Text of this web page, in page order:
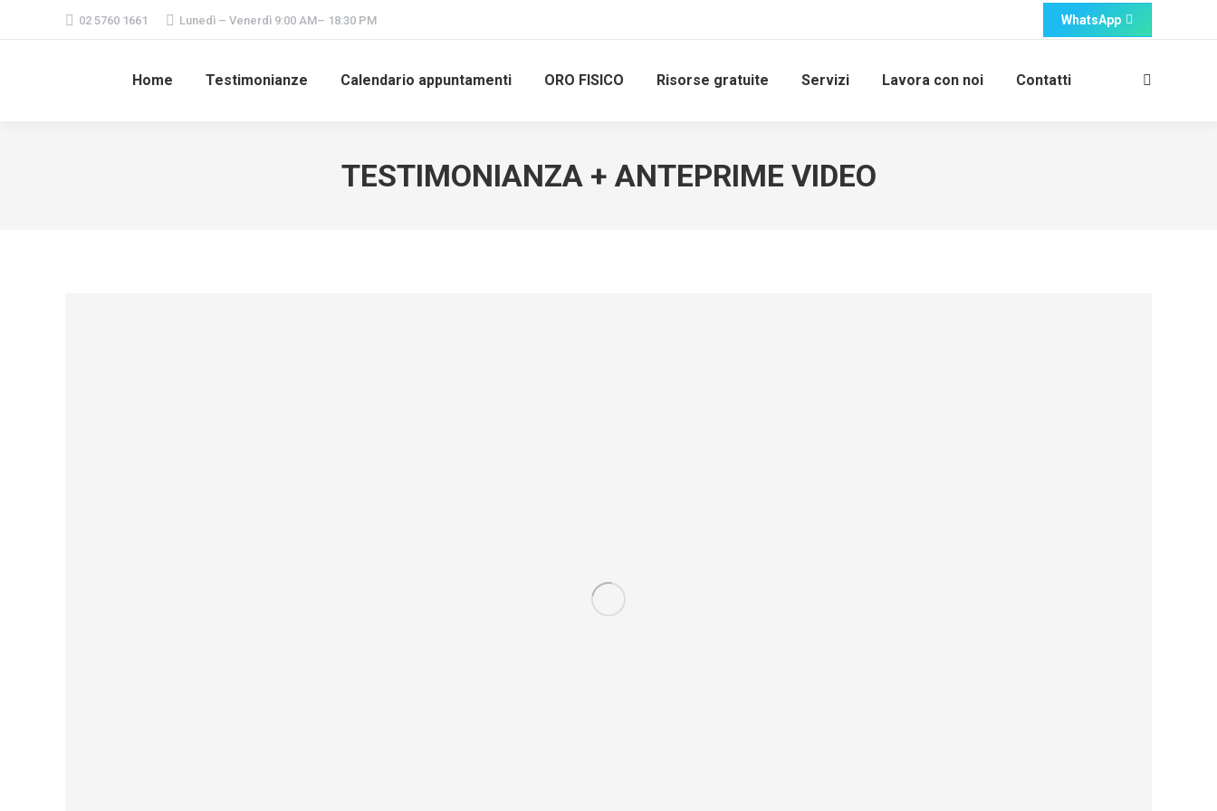
02 5760 1661 Lunedì – Venerdì 9:00 AM– 18:30 PM WhatsApp
Home Testimonianze Calendario appuntamenti ORO FISICO Risorse gratuite Servizi Lavora con noi Contatti Cerca:
TESTIMONIANZA + ANTEPRIME VIDEO